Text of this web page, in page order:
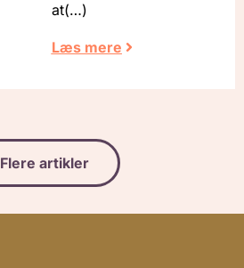
at
Læs mere
Flere artikler